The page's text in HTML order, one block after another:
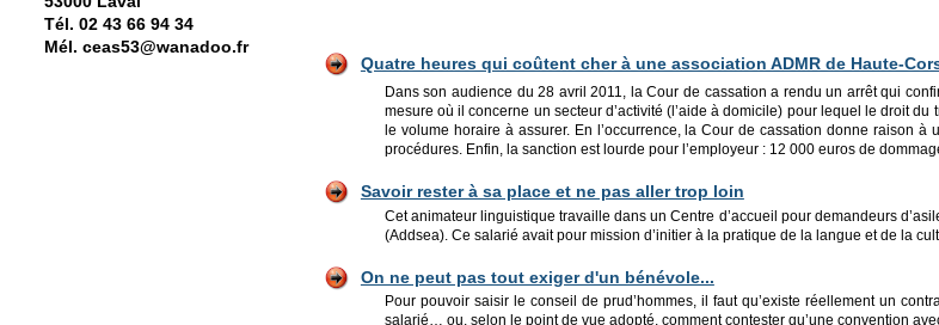
Tél. 02 43 66 94 34
Mél. ceas53@wanadoo.fr
Quatre heures qui coûtent cher à une association ADMR de Haute-
Dans son audience du 28 avril 2011, la Cour de cassation a rendu un arrêt qui
mesure où il concerne un secteur d’activité (l’aide à domicile) pour lequel le droit
le volume horaire à assurer. En l’occurrence, la Cour de cassation donne raison
procédures. Enfin, la sanction est lourde pour l’employeur : 12 000 euros de
Savoir rester à sa place et ne pas aller trop loin
Cet animateur linguistique travaille dans un Centre d’accueil pour demandeurs
(Addsea). Ce salarié avait pour mission d’initier à la pratique de la langue et de la
On ne peut pas tout exiger d'un bénévole...
Pour pouvoir saisir le conseil de prud’hommes, il faut qu’existe réellement un
salarié… ou, selon le point de vue adopté, comment contester qu’une convention